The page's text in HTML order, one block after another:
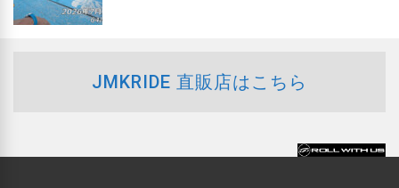
JMKRIDE 直販店はこちら